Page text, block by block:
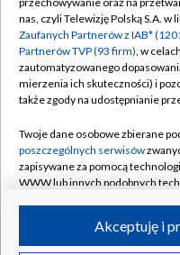
Emisja w TVP
Centrum informacji TVP
Naziemna Telewizja
Rada Programowa
System NOS
Informacje o nadawcy
Program dla prasy
nas, czyli Telewizję Polską S.A. w
Zaufanych Partnerów z IAB*
Partnerów TVP (93 firm), w
zautomatyzowanego
mierzenia ich skuteczności) i
także zgody na udostępnianie
Twoje dane osobowe zbierane
poszczególnych serwisów
zapisywane za pomocą
WWW lub innych podobnych
ruchu w Internecie.Akceptuję i